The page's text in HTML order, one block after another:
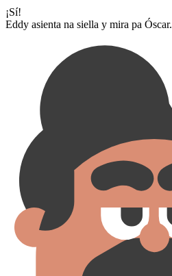
¡Sí!
Eddy asienta na siella y mira pa Óscar.